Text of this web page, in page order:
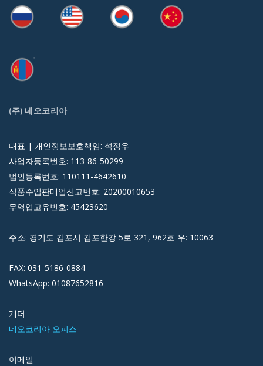
(주) 네오코리아
대표 | 개인정보보호책임: 석정우
사업자등록번호: 113-86-50299
법인등록번호: 110111-4642610
식품수입판매업신고번호: 20200010653
무역업고유번호: 45423620
주소: 경기도 김포시 김포한강 5로 321, 962호 우: 10063
FAX: 031-5186-0884
WhatsApp: 01087652816
개더
네오코리아 오피스
이메일